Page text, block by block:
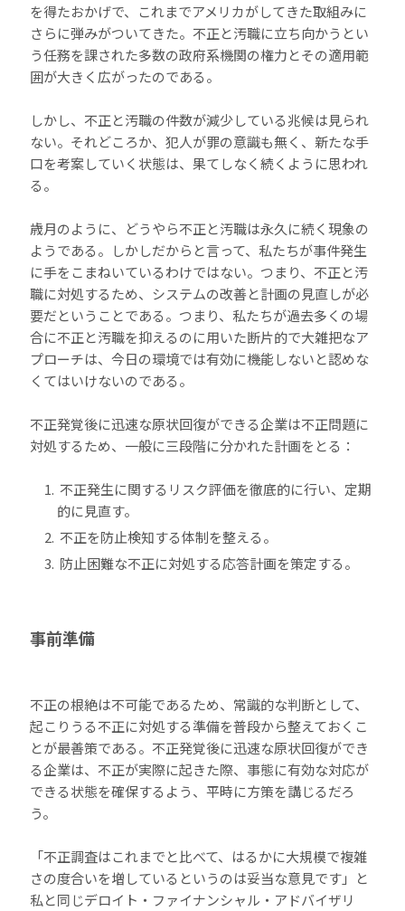
を得たおかげで、これまでアメリカがしてきた取組みに
さらに弾みがついてきた。不正と汚職に立ち向かうとい
う任務を課された多数の政府系機関の権力とその適用範
囲が大きく広がったのである。
しかし、不正と汚職の件数が減少している兆候は見られ
ない。それどころか、犯人が罪の意識も無く、新たな手
口を考案していく状態は、果てしなく続くように思われ
る。
歳月のように、どうやら不正と汚職は永久に続く現象の
ようである。しかしだからと言って、私たちが事件発生
に手をこまねいているわけではない。つまり、不正と汚
職に対処するため、システムの改善と計画の見直しが必
要だということである。つまり、私たちが過去多くの場
合に不正と汚職を抑えるのに用いた断片的で大雑把なア
プローチは、今日の環境では有効に機能しないと認めな
くてはいけないのである。
不正発覚後に迅速な原状回復ができる企業は不正問題に
対処するため、一般に三段階に分かれた計画をとる：
不正発生に関するリスク評価を徹底的に行い、定期
的に見直す。
不正を防止検知する体制を整える。
防止困難な不正に対処する応答計画を策定する。
事前準備
不正の根絶は不可能であるため、常識的な判断として、
起こりうる不正に対処する準備を普段から整えておくこ
とが最善策である。不正発覚後に迅速な原状回復ができ
る企業は、不正が実際に起きた際、事態に有効な対応が
できる状態を確保するよう、平時に方策を講じるだろ
う。
「不正調査はこれまでと比べて、はるかに大規模で複雑
さの度合いを増しているというのは妥当な意見です」と
私と同じデロイト・ファイナンシャル・アドバイザリ